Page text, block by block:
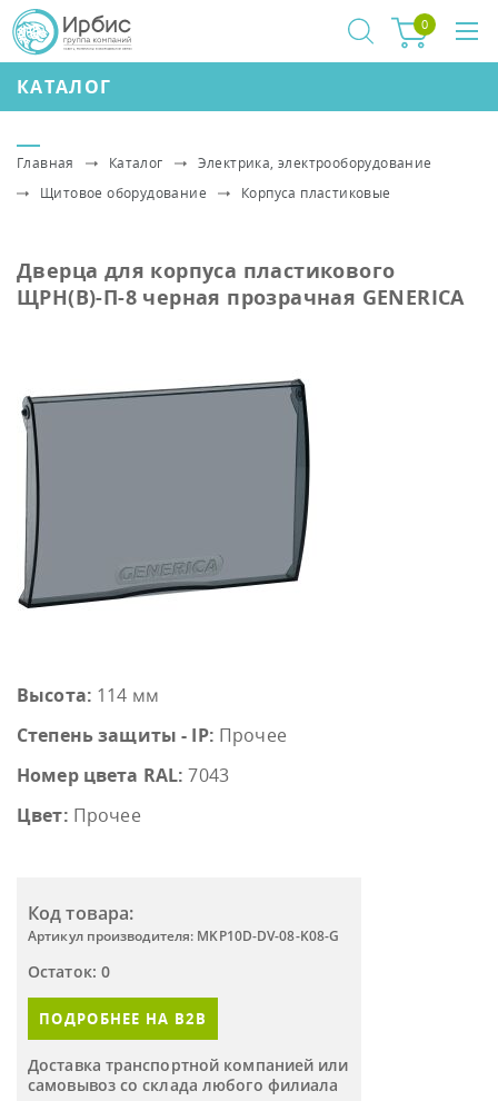
КАТАЛОГ
0
Главная Каталог
Электрика, электрооборудование
Щитовое оборудование
Корпуса пластиковые
Дверца для корпуса пластикового
ЩРН(В)-П-8 черная прозрачная GENERICA
Высота: 114 мм
Степень защиты - IP: Прочее
Номер цвета RAL: 7043
Цвет: Прочее
Код товара:
Артикул производителя: MKP10D-DV-08-K08-G
Остаток: 0
ПОДРОБНЕЕ НА B2B
Доставка транспортной компанией или
самовывоз со склада любого филиала